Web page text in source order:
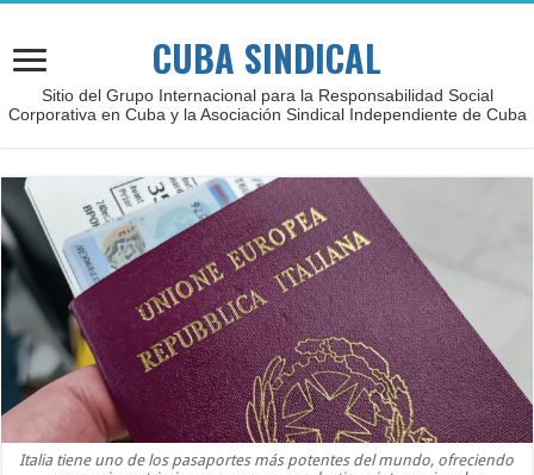
CUBA SINDICAL
Sitio del Grupo Internacional para la Responsabilidad Social
Corporativa en Cuba y la Asociación Sindical Independiente de Cuba
Italia tiene uno de los pasaportes más potentes del mundo, ofreciendo